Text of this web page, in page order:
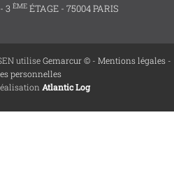
3 ÈME ÉTAGE - 75004 PARIS
utiliseGemarcur © - Mentions légales -
personnelles
Atlantic Log